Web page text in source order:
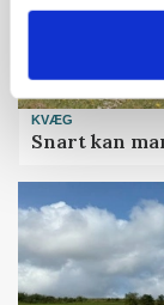
KVÆG
Snart kan